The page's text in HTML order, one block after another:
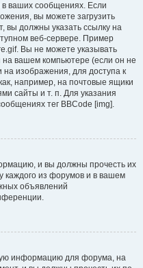
ваших сообщениях. Если
вы можете загрузить
вы должны указать ссылку на
веб-сервере. Пример
Вы не можете указывать
вашем компьютере (если он не
изображения, для доступа к
например, на почтовые ящики
сайты и т. п. Для указания
тег BBCode [img].
и вы должны прочесть их
каждого из форумов и в вашем
объявлений
информацию для форума, на